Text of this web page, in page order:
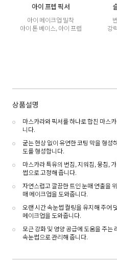
아이 프렙 픽서
아이 메이크업 밀착
아이 톤 베이스, 아이 프렙
강
상품설명
마스카라와 픽서를 하나로 합친 마스
니다.
굳는 현상 없이 유연한 코팅 막을 형성
도를 형성합니다.
마스카라 특유의 번짐, 지워짐, 뭉침,
썹으로 고정해 줍니다.
자연스럽고 깔끔한 트인 눈매 연출을
매 메이크업을 도와줍니다.
오랜 시간 속눈썹 컬링을 유지해 주어
메이크업을 도와줍니다.
모근 강화 및 영양 공급에 도움을 주는
속눈썹으로 관리해 줍니다.